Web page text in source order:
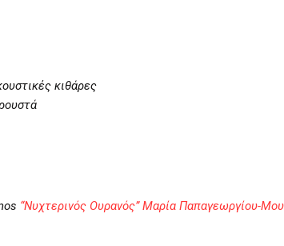
κιθάρες
“Νυχτερινός Ουρανός” Μαρία Παπαγεωργίου-